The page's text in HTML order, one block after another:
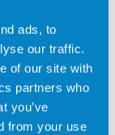
ads, to
our traffic.
of our site with
partners who
you’ve
from your use